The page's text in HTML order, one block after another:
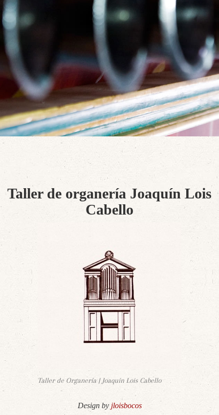
Taller de organería Joaquín Lois
Cabello
Taller de Organería | Joaquín Lois Cabello
Design by jloisbocos